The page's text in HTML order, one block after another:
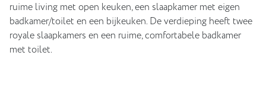
ruime living met open keuken, een slaapkamer met eigen
badkamer/toilet en een bijkeuken. De verdieping heeft twee
royale slaapkamers en een ruime, comfortabele badkamer
met toilet.